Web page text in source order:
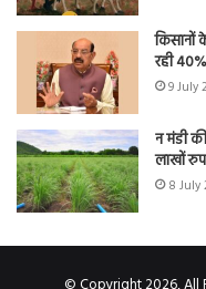
रही
9 July
न मंडी
लाखों
8 July